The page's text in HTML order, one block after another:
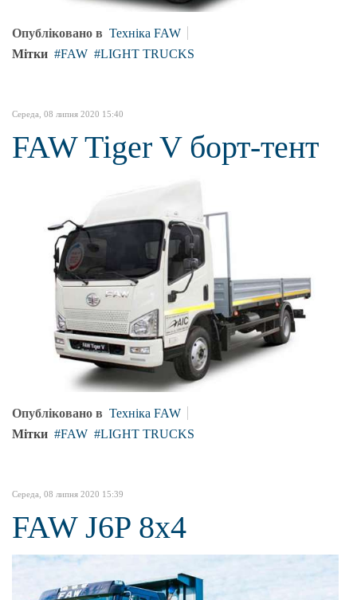
Опубліковано в Техніка FAW
Мітки
FAW LIGHT TRUCKS
Середа, 08 липня 2020 15:40
FAW Tiger V борт-тент
Опубліковано в Техніка FAW
Мітки
FAW LIGHT TRUCKS
Середа, 08 липня 2020 15:39
FAW J6P 8x4